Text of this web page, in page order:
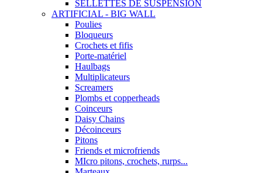
SELLETTES DE SUSPENSION
ARTIFICIAL - BIG WALL
Poulies
Bloqueurs
Crochets et fifis
Porte-matériel
Haulbags
Multiplicateurs
Screamers
Plombs et copperheads
Coinceurs
Daisy Chains
Décoinceurs
Pitons
Friends et microfriends
MIcro pitons, crochets, rurps...